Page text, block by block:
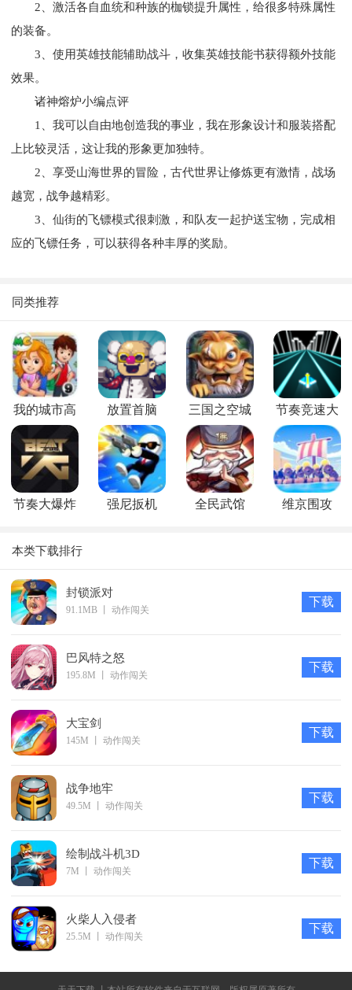
2、激活各自血统和种族的枷锁提升属性，给很多特殊属性
的装备。
3、使用英雄技能辅助战斗，收集英雄技能书获得额外技能
效果。
诸神熔炉小编点评
1、我可以自由地创造我的事业，我在形象设计和服装搭配
上比较灵活，这让我的形象更加独特。
2、享受山海世界的冒险，古代世界让修炼更有激情，战场
越宽，战争越精彩。
3、仙街的飞镖模式很刺激，和队友一起护送宝物，完成相
应的飞镖任务，可以获得各种丰厚的奖励。
同类推荐
我的城市高
放置首脑
三国之空城
计最新版
节奏竞速大
师
节奏大爆炸
强尼扳机 全民武馆 维京围攻
本类下载排行
封锁派对
91.1MB 动作闯关
下载
巴风特之怒
195.8M 动作闯关
下载
大宝剑
145M 动作闯关
下载
战争地牢
49.5M 动作闯关
下载
绘制战斗机3D
7M 动作闯关
下载
火柴人入侵者
25.5M 动作闯关
下载